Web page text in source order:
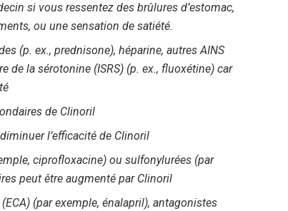
si vous ressentez des brûlures d’estomac,
ou une sensation de satiété.
(p. ex., prednisone), héparine, autres AINS
de la sérotonine (ISRS) (p. ex., fluoxétine) car
de Clinoril
l’efficacité de Clinoril
ciprofloxacine) ou sulfonylurées (par
peut être augmenté par Clinoril
(par exemple, énalapril), antagonistes